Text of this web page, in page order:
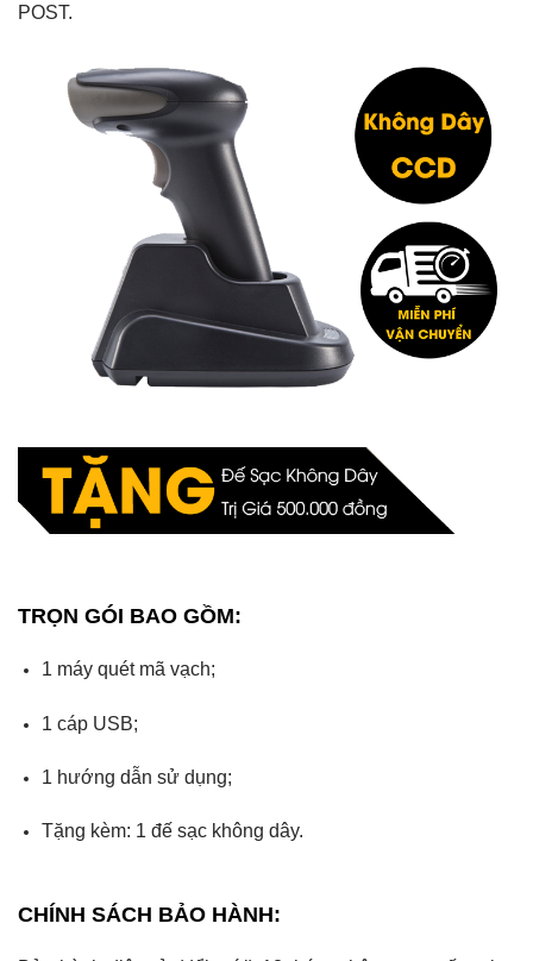
POST.
TRỌN GÓI BAO GỒM:
1 máy quét mã vạch;
1 cáp USB;
1 hướng dẫn sử dụng;
Tặng kèm: 1 đế sạc không dây.
CHÍNH SÁCH BẢO HÀNH: